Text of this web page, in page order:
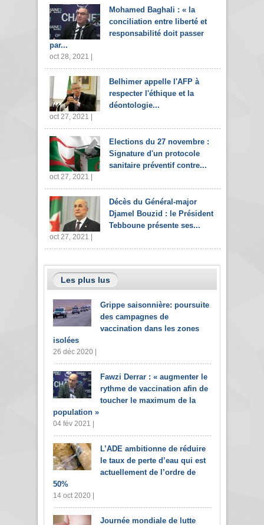
Mohamed Baghali : « la
conciliation entre liberté et
responsabilité doit passer
par...
oct 28, 2021 |
Belhimer appelle l'AFP à
respecter l'éthique et la
déontologie...
oct 27, 2021 |
Elections du 27 novembre :
Signature d'un protocole
sanitaire préventif contre...
oct 27, 2021 |
Décès du Général-major
Djamel Bouzid : le Président
Tebboune présente ses...
oct 27, 2021 |
Les plus lus
Grippe saisonnière: poursuite
des campagnes de
vaccination dans les zones
isolées
26 déc 2020 |
Fawzi Derrar : « augmenter le
rythme de vaccination afin de
toucher le maximum de la
population »
04 fév 2021 |
L’ADE ambitionne de réduire
le taux de perte d’eau qui est
actuellement de l’ordre de
50%
14 oct 2020 |
Journée mondiale de lutte